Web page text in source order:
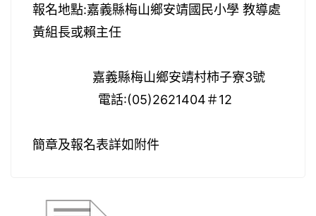
報名地點:嘉義縣梅山鄉安靖國民小學 教導處
黃組長或賴主任
嘉義縣梅山鄉安靖村柿子寮3號
電話:(05)2621404＃12
簡章及報名表詳如附件